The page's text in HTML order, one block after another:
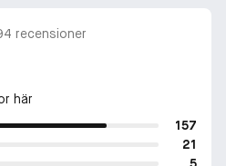
recensioner
här
157
21